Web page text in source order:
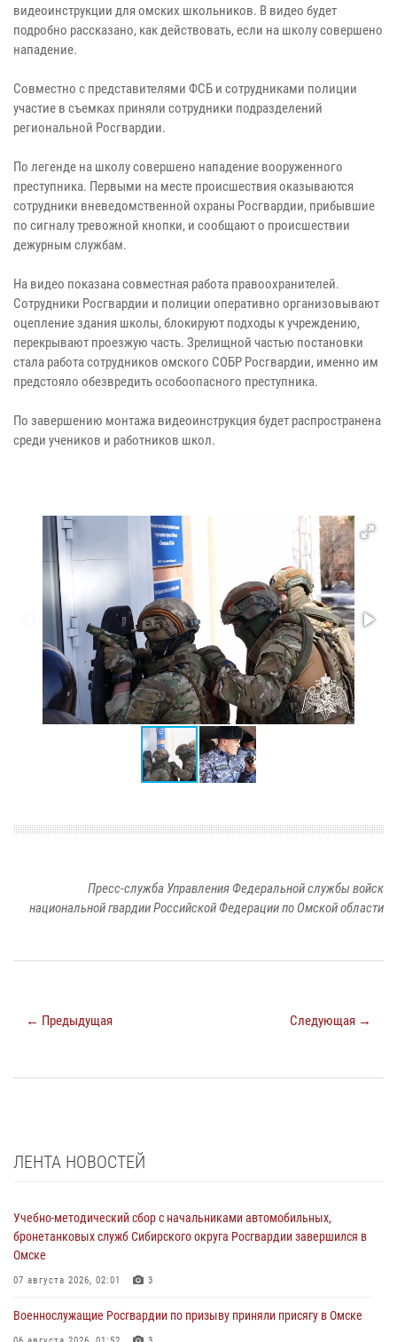
видеоинструкции для омских школьников. В видео будет
подробно рассказано, как действовать, если на школу совершено
нападение.
Совместно с представителями ФСБ и сотрудниками полиции
участие в съемках приняли сотрудники подразделений
региональной Росгвардии.
По легенде на школу совершено нападение вооруженного
преступника. Первыми на месте происшествия оказываются
сотрудники вневедомственной охраны Росгвардии, прибывшие
по сигналу тревожной кнопки, и сообщают о происшествии
дежурным службам.
На видео показана совместная работа правоохранителей.
Сотрудники Росгвардии и полиции оперативно организовывают
оцепление здания школы, блокируют подходы к учреждению,
перекрывают проезжую часть. Зрелищной частью постановки
стала работа сотрудников омского СОБР Росгвардии, именно им
предстояло обезвредить особоопасного преступника.
По завершению монтажа видеоинструкция будет распространена
среди учеников и работников школ.
Пресс-служба Управления Федеральной службы войск
национальной гвардии Российской Федерации по Омской области
← Предыдущая Следующая →
ЛЕНТА НОВОСТЕЙ
Учебно-методический сбор с начальниками автомобильных,
бронетанковых служб Сибирского округа Росгвардии завершился в
Омске
07 августа 2026, 02:01 3
Военнослужащие Росгвардии по призыву приняли присягу в Омске